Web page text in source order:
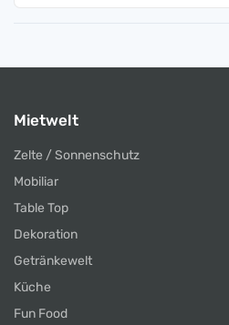
Mietwelt
Zelte / Sonnenschutz
Mobiliar
Table Top
Dekoration
Getränkewelt
Küche
Fun Food